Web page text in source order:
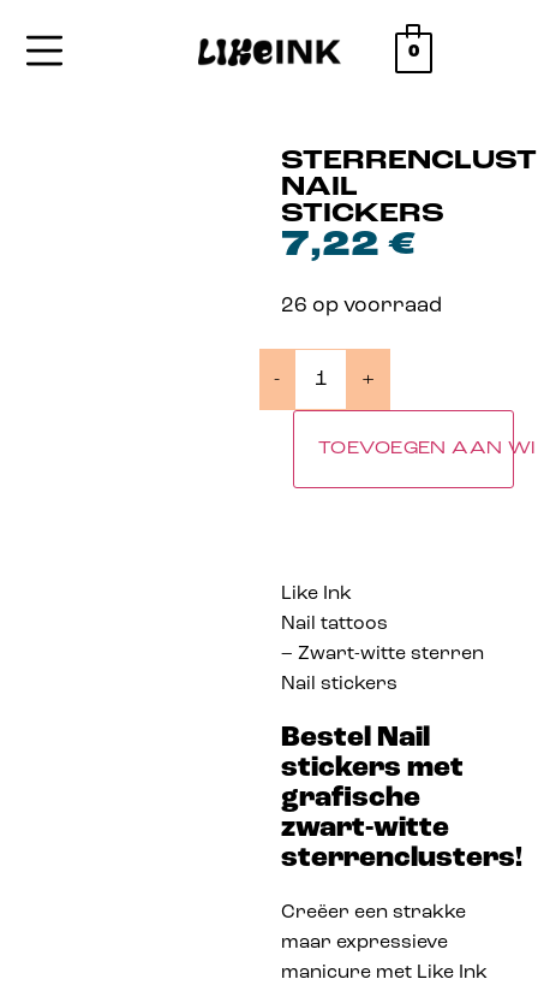
0
NAIL
STICKERS
7,22 €
26 op voorraad
- +
TOEVOEGEN AAN
Like Ink
Nail tattoos
– Zwart-witte sterren
Nail stickers
Bestel Nail
stickers met
grafische
zwart-witte
sterrenclusters!
Creëer een strakke
maar expressieve
manicure met Like Ink